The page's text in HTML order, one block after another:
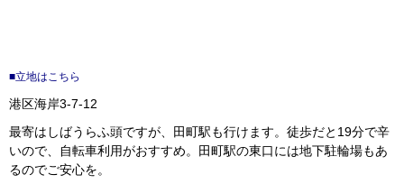
■立地はこちら
港区海岸3-7-12
最寄はしばうらふ頭ですが、田町駅も行けます。徒歩だと19分で辛
いので、自転車利用がおすすめ。田町駅の東口には地下駐輪場もあ
るのでご安心を。